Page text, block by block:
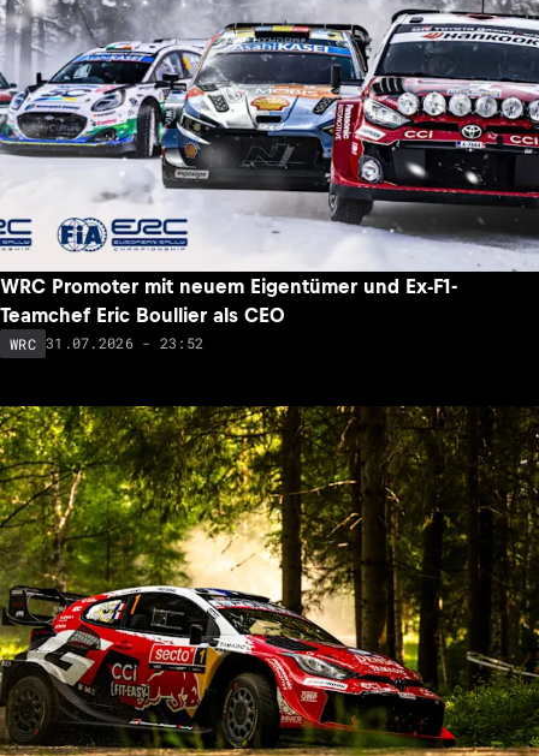
WRC Promoter mit neuem Eigentümer und Ex-F1-
Teamchef Eric Boullier als CEO
WRC 31.07.2026 - 23:52